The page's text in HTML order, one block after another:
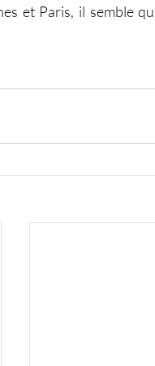
et Paris, il semble